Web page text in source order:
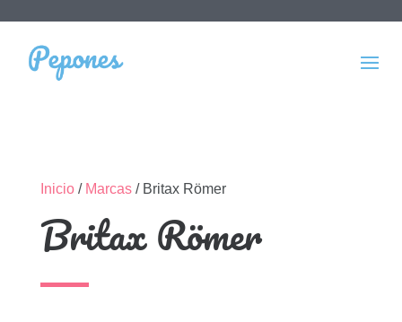
Inicio/ Marcas/ Britax Römer
Britax Römer